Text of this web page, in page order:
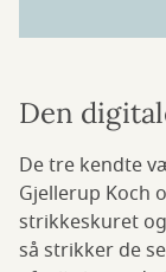
Den
De tre kendte
Gjellerup Koch
strikkeskuret
så strikker de